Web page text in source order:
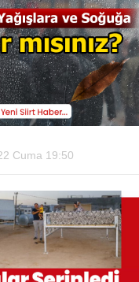
Cuma 19:50